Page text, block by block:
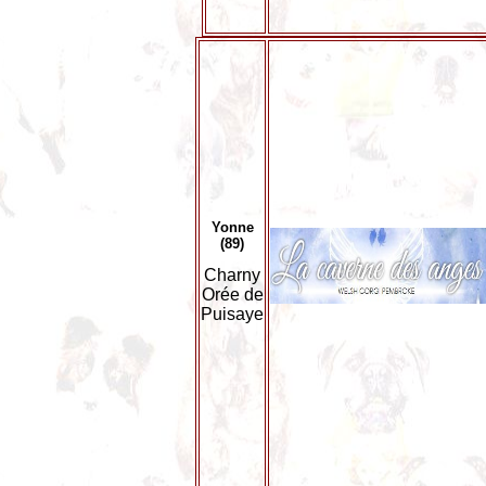
Yonne
(89)
Charny
Orée de
Puisaye